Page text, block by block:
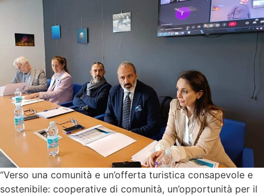
“Verso una comunità e un’offerta turistica consapevole e
sostenibile: cooperative di comunità, un’opportunità per il